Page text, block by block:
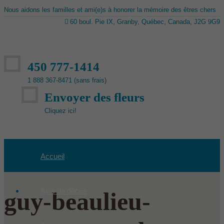
Nous aidons les familles et ami(e)s à honorer la mémoire des êtres chers
60 boul. Pie IX, Granby, Québec, Canada, J2G 9G9
450 777-1414
1 888 367-8471 (sans frais)
Envoyer des fleurs
Cliquez ici!
Accueil
Avis de décès
guy-beaulieu-